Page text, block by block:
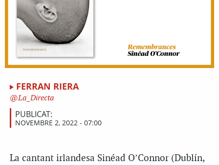
FERRAN RIERA
La_Directa
PUBLICAT:
NOVEMBRE 2, 2022 - 07:00
La cantant irlandesa Sinéad O’Connor (Dublín,